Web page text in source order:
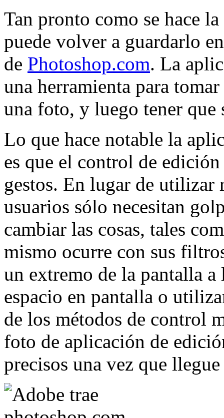
Tan pronto como se hace
puede volver a guardarlo
de Photoshop.com. La
una herramienta para
una foto, y luego tener
Lo que hace notable la
es que el control de
gestos. En lugar de utilizar
usuarios sólo necesitan
cambiar las cosas, tales
mismo ocurre con sus
un extremo de la pantalla a
espacio en pantalla o
de los métodos de control
foto de aplicación de
precisos una vez que